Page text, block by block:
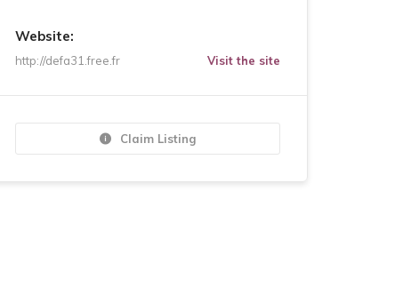
Website:
http://defa31.free.fr Visit the site
Claim Listing